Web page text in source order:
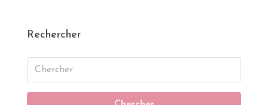
Rechercher